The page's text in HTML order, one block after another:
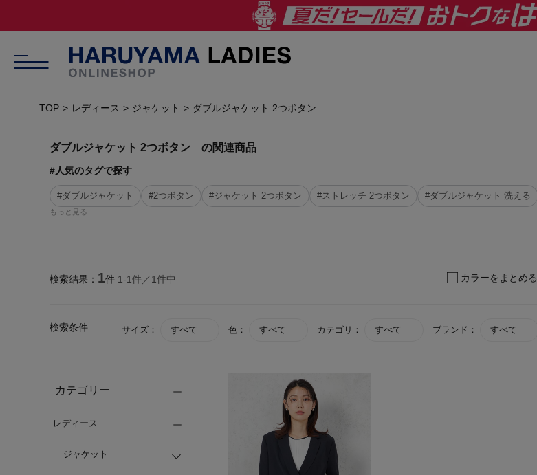
TOP レディース ジャケット ダブルジャケット 2つボタン
ダブルジャケット 2つボタン の関連商品
#人気のタグで探す
#ダブルジャケット #2つボタン #ジャケット 2つボタン #ストレッチ 2つボタン #ダブルジャケット 洗える
もっと見る
検索結果： 1件 1-1件／1件中 カラーをまとめる
検索条件 サイズ： すべて 色： すべて カテゴリ： すべて ブランド： すべて
カテゴリー
レディース
ジャケット